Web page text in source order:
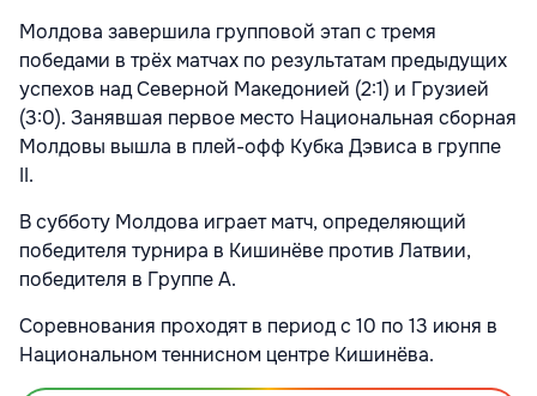
Молдова завершила групповой этап с тремя
победами в трёх матчах по результатам предыдущих
успехов над Северной Македонией (2:1) и Грузией
(3:0). Занявшая первое место Национальная сборная
Молдовы вышла в плей-офф Кубка Дэвиса в группе
II.
В субботу Молдова играет матч, определяющий
победителя турнира в Кишинёве против Латвии,
победителя в Группе А.
Соревнования проходят в период с 10 по 13 июня в
Национальном теннисном центре Кишинёва.